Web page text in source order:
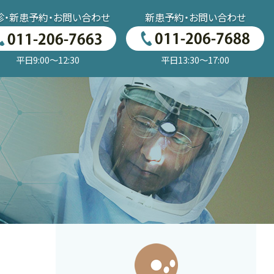
新患予約・お問い合わせ
平日9:00～12:30
新患予約・お問い合わせ
平日13:30～17:00